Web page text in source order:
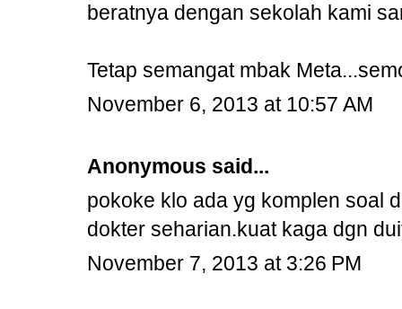
beratnya dengan sekolah kami
Tetap semangat mbak
November 6, 2013 at 10:57 AM
Anonymous said...
pokoke klo ada yg komplen soal
dokter seharian.kuat kaga dgn
November 7, 2013 at 3:26 PM